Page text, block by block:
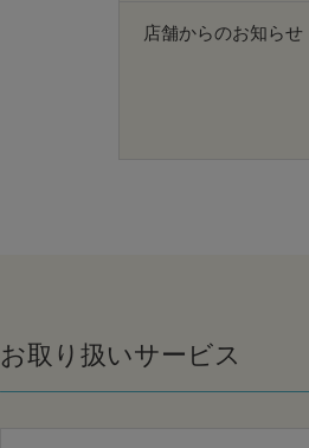
店舗からのお知らせ
お取り扱いサービス